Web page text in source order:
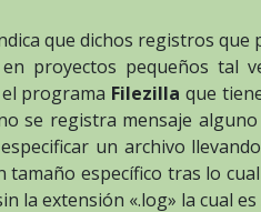
que dichos registros que
proyectos pequeños tal
programa Filezilla que
se registra mensaje
un archivo
tamaño específico tras lo
la extensión «.log» la cual